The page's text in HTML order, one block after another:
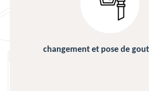
changement et pose de